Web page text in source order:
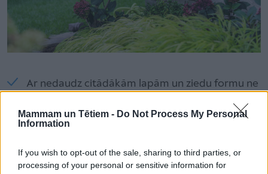
Mammam un Tētiem - Do Not Process My Personal
Information
If you wish to opt-out of the sale, sharing to third parties, or
processing of your personal or sensitive information for
Ar nedaudz citādākām lapām un ziedu formu ne
mazāk skaistas ir kokveida hortenzijas. Izaugs
līdz 2 metriem augsts, stāvs krūms. Zied jūnijā,
vairogos pavasarī izaugušo dzinumu galos.